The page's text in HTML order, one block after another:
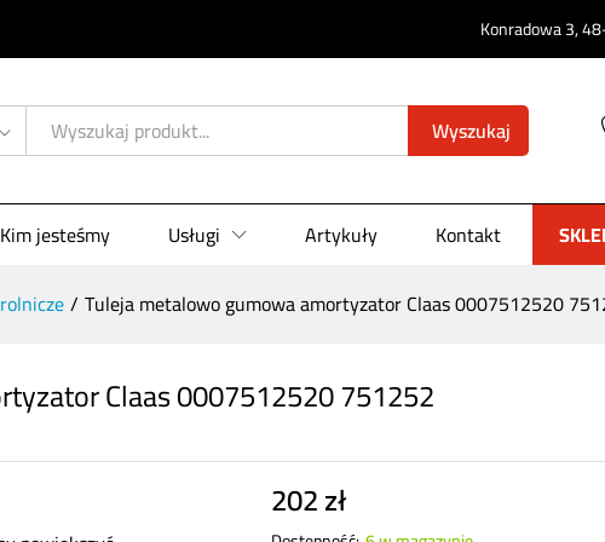
Konradowa 3,
Wyszukaj
Kim jesteśmy Usługi Artykuły Kontakt
/ Tuleja metalowo gumowa amortyzator Claas 0007512520
Claas 0007512520 751252
202zł